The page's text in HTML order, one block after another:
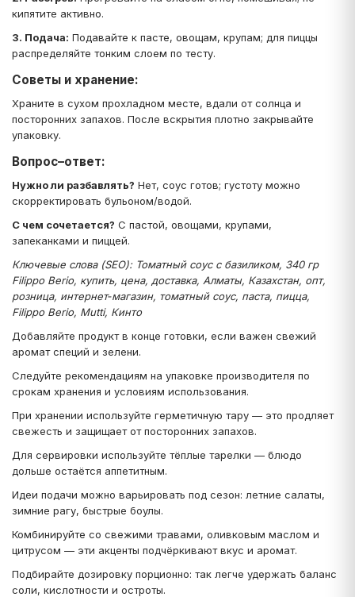
кипятите активно.
3. Подача: Подавайте к пасте, овощам, крупам; для пиццы
распределяйте тонким слоем по тесту.
Советы и хранение:
Храните в сухом прохладном месте, вдали от солнца и
посторонних запахов. После вскрытия плотно закрывайте
упаковку.
Вопрос–ответ:
Нужно ли разбавлять? Нет, соус готов; густоту можно
скорректировать бульоном/водой.
С чем сочетается? С пастой, овощами, крупами,
запеканками и пиццей.
Ключевые слова (SEO): Томатный соус с базиликом, 340 гр
Filippo Berio, купить, цена, доставка, Алматы, Казахстан, опт,
розница, интернет‑магазин, томатный соус, паста, пицца,
Filippo Berio, Mutti, Кинто
Добавляйте продукт в конце готовки, если важен свежий
аромат специй и зелени.
Следуйте рекомендациям на упаковке производителя по
срокам хранения и условиям использования.
При хранении используйте герметичную тару — это продляет
свежесть и защищает от посторонних запахов.
Для сервировки используйте тёплые тарелки — блюдо
дольше остаётся аппетитным.
Идеи подачи можно варьировать под сезон: летние салаты,
зимние рагу, быстрые боулы.
Комбинируйте со свежими травами, оливковым маслом и
цитрусом — эти акценты подчёркивают вкус и аромат.
Подбирайте дозировку порционно: так легче удержать баланс
соли, кислотности и остроты.